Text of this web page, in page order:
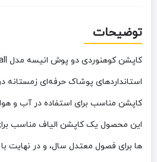
توضیحات
استانداردهای پوشاک حرفه‌ای زمستانه
کاپشن مناسب برای استفاده در آب‌ و
این محصول یک کاپشن الیاف مناسب
ها برای فصول معتدل سال، و در نهایت